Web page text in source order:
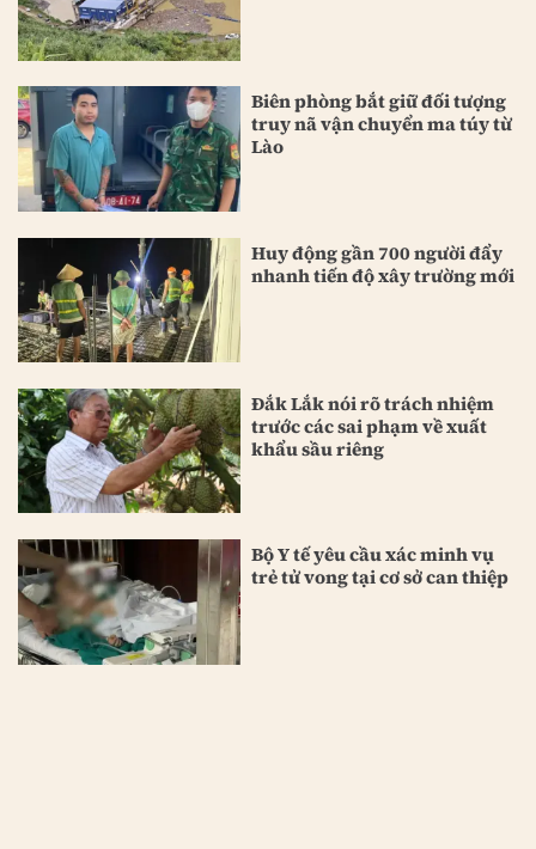
Biên phòng bắt giữ đối tượng
truy nã vận chuyển ma túy từ
Lào
Huy động gần 700 người đẩy
nhanh tiến độ xây trường mới
Đắk Lắk nói rõ trách nhiệm
trước các sai phạm về xuất
khẩu sầu riêng
Bộ Y tế yêu cầu xác minh vụ
trẻ tử vong tại cơ sở can thiệp